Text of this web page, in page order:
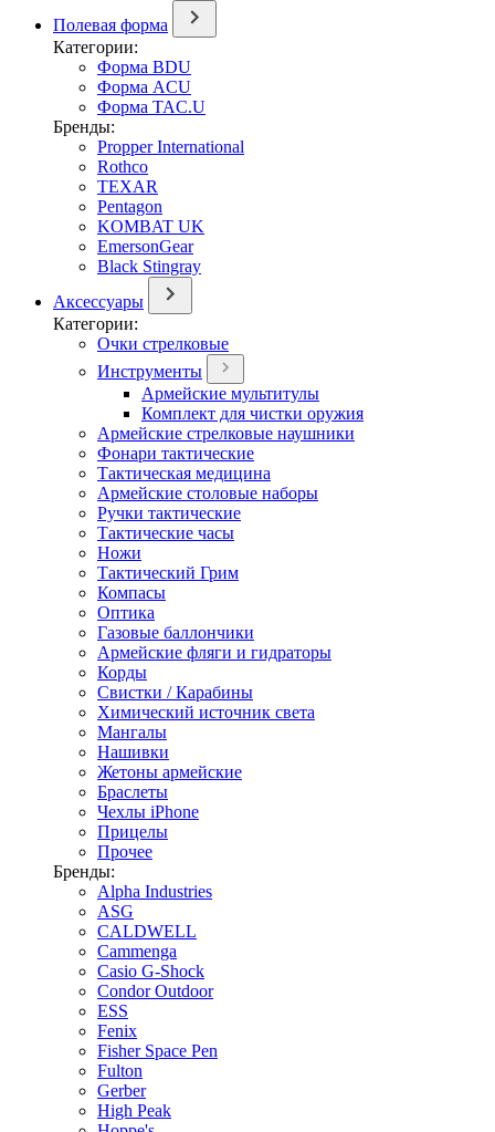
Полевая форма
Категории:
Форма BDU
Форма ACU
Форма TAC.U
Бренды:
Propper International
Rothco
TEXAR
Pentagon
KOMBAT UK
EmersonGear
Black Stingray
Аксессуары
Категории:
Очки стрелковые
Инструменты
Армейские мультитулы
Комплект для чистки оружия
Армейские стрелковые наушники
Фонари тактические
Тактическая медицина
Армейские столовые наборы
Ручки тактические
Тактические часы
Ножи
Тактический Грим
Компасы
Оптика
Газовые баллончики
Армейские фляги и гидраторы
Корды
Свистки / Карабины
Химический источник света
Мангалы
Нашивки
Жетоны армейские
Браслеты
Чехлы iPhone
Прицелы
Прочее
Бренды:
Alpha Industries
ASG
CALDWELL
Cammenga
Casio G-Shock
Condor Outdoor
ESS
Fenix
Fisher Space Pen
Fulton
Gerber
High Peak